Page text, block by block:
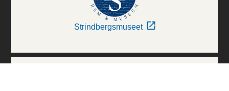
Strindbergsmuseet